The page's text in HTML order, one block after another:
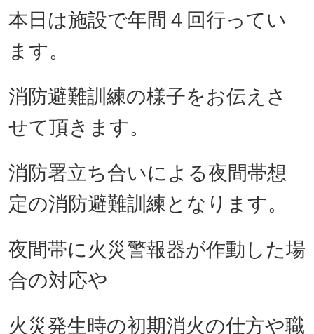
本日は施設で年間４回行ってい
ます。
消防避難訓練の様子をお伝えさ
せて頂きます。
消防署立ち合いによる夜間帯想
定の消防避難訓練となります。
夜間帯に火災警報器が作動した場
合の対応や
火災発生時の初期消火の仕方や職